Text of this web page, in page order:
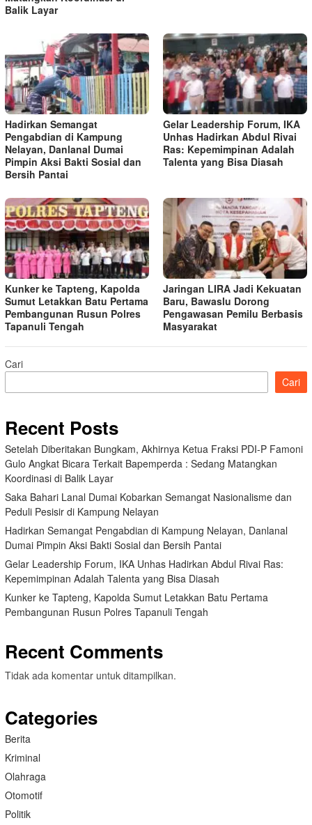
Balik Layar
Hadirkan Semangat
Pengabdian di Kampung
Nelayan, Danlanal Dumai
Pimpin Aksi Bakti Sosial dan
Bersih Pantai
Gelar Leadership Forum, IKA
Unhas Hadirkan Abdul Rivai
Ras: Kepemimpinan Adalah
Talenta yang Bisa Diasah
Kunker ke Tapteng, Kapolda
Sumut Letakkan Batu Pertama
Pembangunan Rusun Polres
Tapanuli Tengah
Jaringan LIRA Jadi Kekuatan
Baru, Bawaslu Dorong
Pengawasan Pemilu Berbasis
Masyarakat
Cari
Cari
Recent Posts
Setelah Diberitakan Bungkam, Akhirnya Ketua Fraksi PDI-P Famoni
Gulo Angkat Bicara Terkait Bapemperda : Sedang Matangkan
Koordinasi di Balik Layar
Saka Bahari Lanal Dumai Kobarkan Semangat Nasionalisme dan
Peduli Pesisir di Kampung Nelayan
Hadirkan Semangat Pengabdian di Kampung Nelayan, Danlanal
Dumai Pimpin Aksi Bakti Sosial dan Bersih Pantai
Gelar Leadership Forum, IKA Unhas Hadirkan Abdul Rivai Ras:
Kepemimpinan Adalah Talenta yang Bisa Diasah
Kunker ke Tapteng, Kapolda Sumut Letakkan Batu Pertama
Pembangunan Rusun Polres Tapanuli Tengah
Recent Comments
Tidak ada komentar untuk ditampilkan.
Categories
Berita
Kriminal
Olahraga
Otomotif
Politik